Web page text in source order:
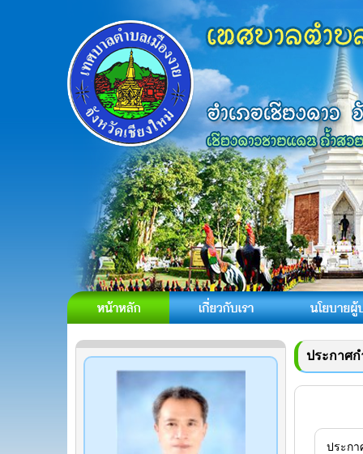
ประกาศ
ประก